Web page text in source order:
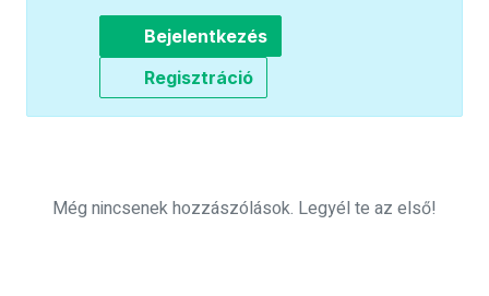
Bejelentkezés
Regisztráció
Még nincsenek hozzászólások. Legyél te az első!